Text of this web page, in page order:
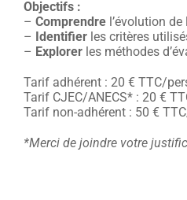
Objectifs :
– Comprendre l’évolution
– Identifier les critères
– Explorer les méthodes
Tarif adhérent : 20 € TTC/
Tarif CJEC/ANECS* : 20 €
Tarif non-adhérent : 50 €
*Merci de joindre votre